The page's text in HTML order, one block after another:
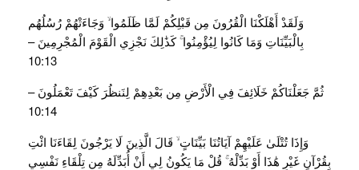
وَلَقَدْ أَهْلَكْنَا الْقُرُونَ مِن قَبْلِكُمْ لَمَّا ظَلَمُوا ۙ وَجَاءَتْهُمْ رُسُلُهُم
بِالْبَيِّنَاتِ وَمَا كَانُوا لِيُؤْمِنُوا ۚ كَذَٰلِكَ نَجْزِي الْقَوْمَ الْمُجْرِمِينَ –
10:13
ثُمَّ جَعَلْنَاكُمْ خَلَائِفَ فِي الْأَرْضِ مِن بَعْدِهِمْ لِنَنظُرَ كَيْفَ تَعْمَلُونَ –
10:14
وَإِذَا تُتْلَىٰ عَلَيْهِمْ آيَاتُنَا بَيِّنَاتٍ ۙ قَالَ الَّذِينَ لَا يَرْجُونَ لِقَاءَنَا ائْتِ
بِقُرْآنٍ غَيْرِ هَٰذَا أَوْ بَدِّلْهُ ۚ قُلْ مَا يَكُونُ لِي أَنْ أُبَدِّلَهُ مِن تِلْقَاءِ نَفْسِي